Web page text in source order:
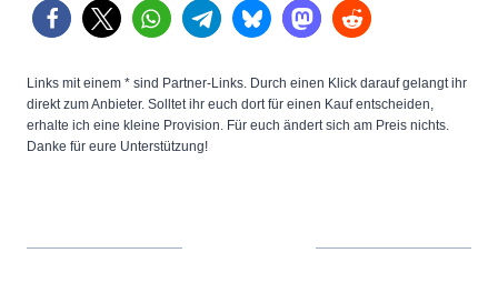
Links mit einem * sind Partner-Links. Durch einen Klick darauf gelangt ihr
direkt zum Anbieter. Solltet ihr euch dort für einen Kauf entscheiden,
erhalte ich eine kleine Provision. Für euch ändert sich am Preis nichts.
Danke für eure Unterstützung!